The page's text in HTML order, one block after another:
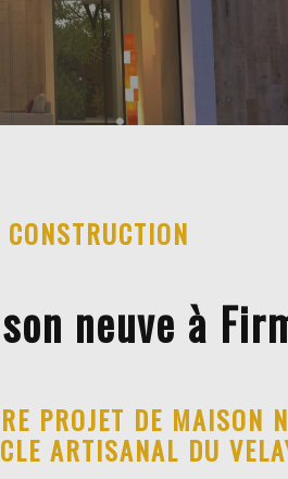
CONSTRUCTION
neuve à
PROJET DE MAISON
ARTISANAL DU